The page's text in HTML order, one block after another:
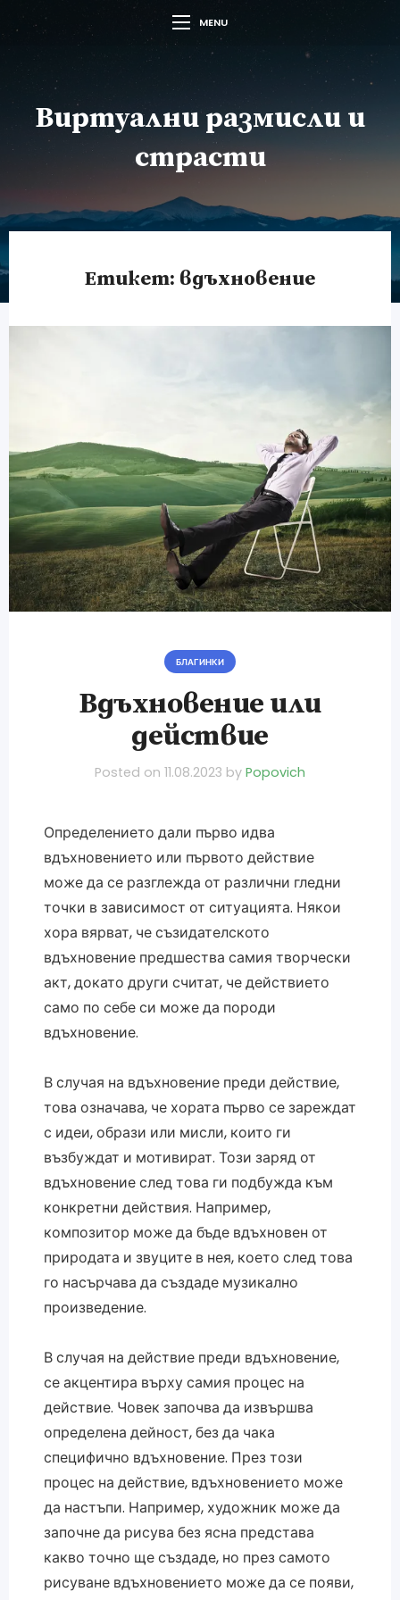
MENU
Виртуални размисли и
страсти
Етикет: вдъхновение
БЛАГИНКИ
Вдъхновение или
действие
Posted on 11.08.2023 by Popovich
Определението дали първо идва
вдъхновението или първото действие
може да се разглежда от различни гледни
точки в зависимост от ситуацията. Някои
хора вярват, че съзидателското
вдъхновение предшества самия творчески
акт, докато други считат, че действието
само по себе си може да породи
вдъхновение.
В случая на вдъхновение преди действие,
това означава, че хората първо се зареждат
с идеи, образи или мисли, които ги
възбуждат и мотивират. Този заряд от
вдъхновение след това ги подбужда към
конкретни действия. Например,
композитор може да бъде вдъхновен от
природата и звуците в нея, което след това
го насърчава да създаде музикално
произведение.
В случая на действие преди вдъхновение,
се акцентира върху самия процес на
действие. Човек започва да извършва
определена дейност, без да чака
специфично вдъхновение. През този
процес на действие, вдъхновението може
да настъпи. Например, художник може да
започне да рисува без ясна представа
какво точно ще създаде, но през самото
рисуване вдъхновението може да се появи,